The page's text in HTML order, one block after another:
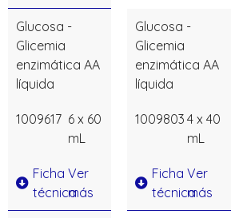
Glucosa -
Glicemia
enzimática AA
líquida
1009617 6 x 60
mL
Ficha
técnica
Ver
más
Glucosa -
Glicemia
enzimática AA
líquida
1009803 4 x 40
mL
Ficha
técnica
Ver
más